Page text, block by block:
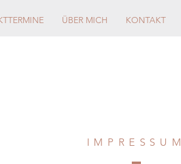
ÜBER MICH KONTAKT
IMPRESSUM